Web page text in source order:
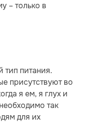
– только в
тип питания.
присутствуют во
я ем, я глух и
так
для их